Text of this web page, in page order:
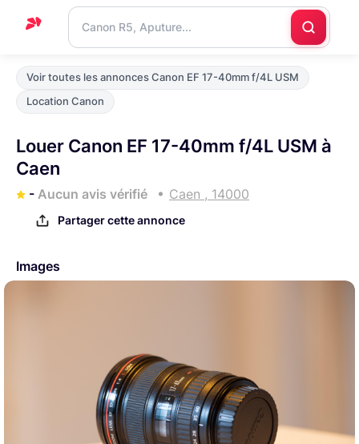
Accueil
Support
Nous
contacter
Voir toutes les annonces Canon EF 17-40mm f/4L USM
Location Canon
Louer Canon EF 17-40mm f/4L USM à
Caen
- Aucun avis vérifié Caen , 14000
Partager cette annonce
Images